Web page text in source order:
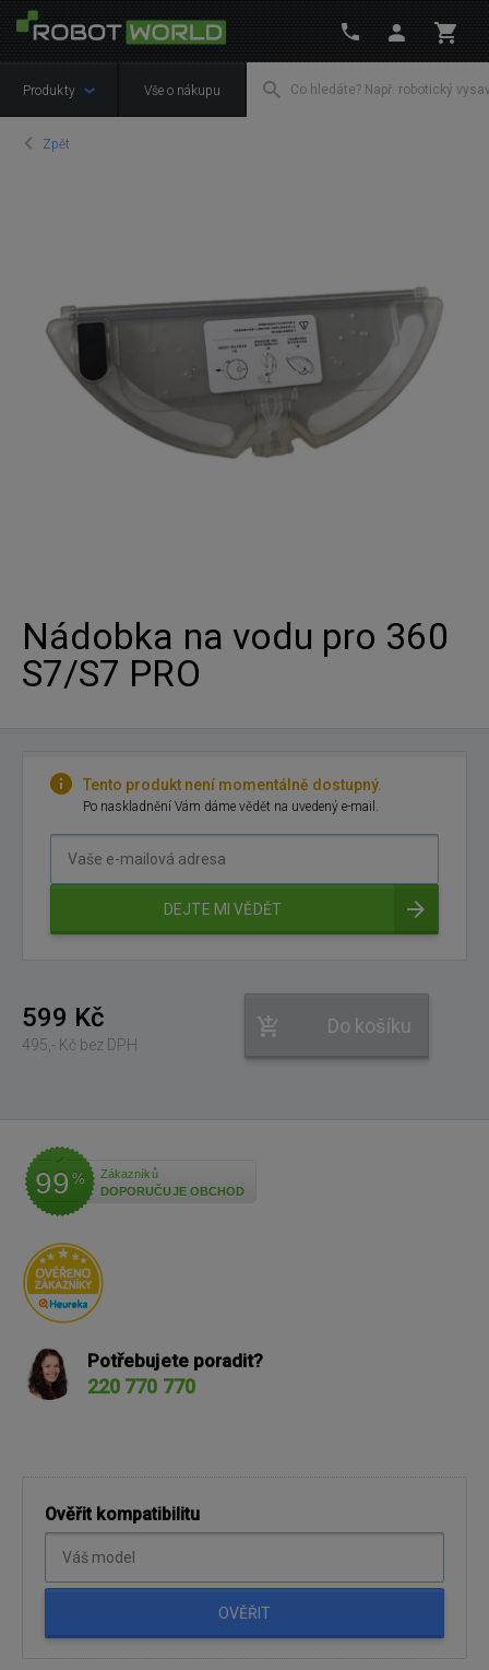
Produkty Vše o nákupu
Zpět
Nádobka na vodu pro 360
S7/S7 PRO
Tento produkt není momentálně dostupný.
Po naskladnění Vám dáme vědět na uvedený e-mail.
DEJTE MI VĚDĚT
599 Kč
495,- Kč bez DPH
Do košíku
99 %
Zákazníků
DOPORUČUJE OBCHOD
Potřebujete poradit?
220 770 770
Ověřit kompatibilitu
OVĚŘIT